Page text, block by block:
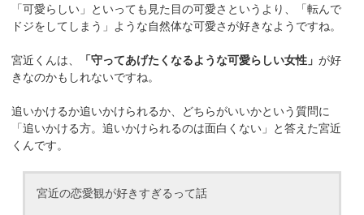
「可愛らしい」といっても見た目の可愛さというより、「転んで
ドジをしてしまう」ような自然体な可愛さが好きなようですね。
宮近くんは、 「守ってあげたくなるような可愛らしい女性」が好
きなのかもしれないですね。
追いかけるか追いかけられるか、どちらがいいかという質問に
「追いかける方。追いかけられるのは面白くない」 と答えた宮近
くんです。
宮近の恋愛観が好きすぎるって話